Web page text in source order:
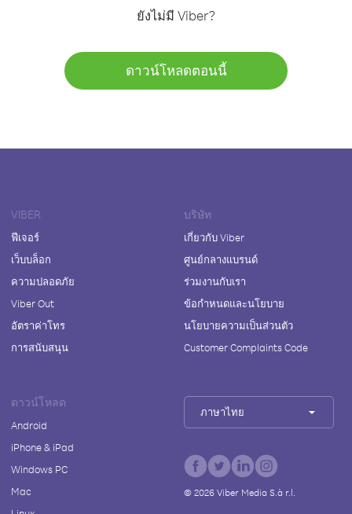
ยังไม่มี Viber?
ดาวน์โหลดตอนนี้
VIBER
ฟีเจอร์
เว็บบล็อก
ความปลอดภัย
Viber Out
อัตราค่าโทร
การสนับสนุน
บริษัท
เกี่ยวกับ Viber
ศูนย์กลางแบรนด์
ร่วมงานกับเรา
ข้อกำหนดและนโยบาย
นโยบายความเป็นส่วนตัว
Customer Complaints Code
ดาวน์โหลด
Android
iPhone & iPad
Windows PC
Mac
ภาษาไทย
© 2026Viber Media S.à r.l.